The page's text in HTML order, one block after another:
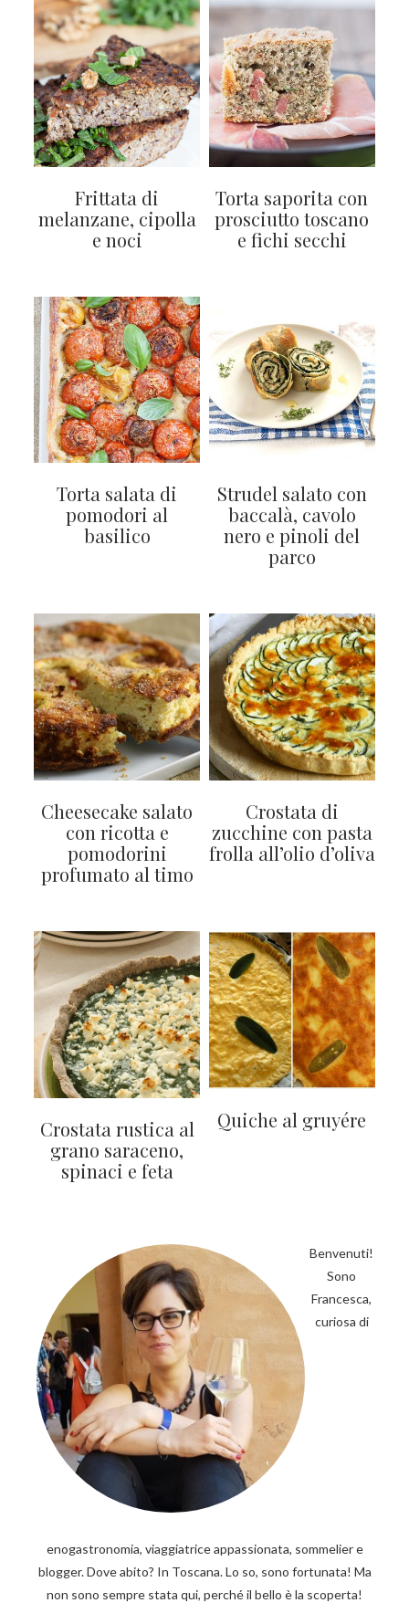
Frittata di
melanzane, cipolla
e noci
Torta saporita con
prosciutto toscano
e fichi secchi
Torta salata di
pomodori al
basilico
Strudel salato con
baccalà, cavolo
nero e pinoli del
parco
Cheesecake salato
con ricotta e
pomodorini
profumato al timo
Crostata di
zucchine con pasta
frolla all’olio d’oliva
Crostata rustica al
grano saraceno,
spinaci e feta
Quiche al gruyére
LATERALE
PRIMARIA
Benvenuti!
Sono
Francesca,
curiosa di
enogastronomia, viaggiatrice appassionata, sommelier e
blogger. Dove abito? In Toscana. Lo so, sono fortunata! Ma
non sono sempre stata qui, perché il bello è la scoperta!